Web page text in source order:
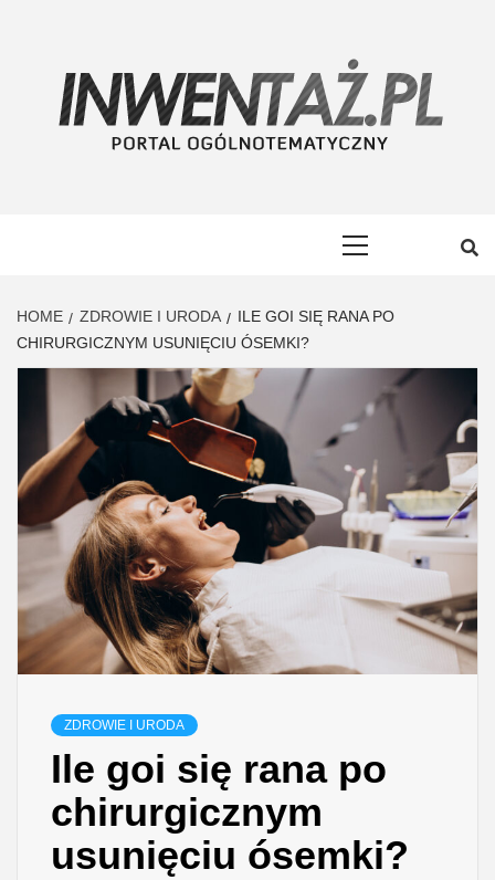
HOME ZDROWIE I URODA
ILE GOI SIĘ RANA PO
CHIRURGICZNYM USUNIĘCIU ÓSEMKI?
ZDROWIE I URODA
Ile goi się rana po
chirurgicznym
usunięciu ósemki?